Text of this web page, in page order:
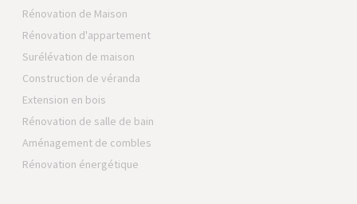
Rénovation de Maison
Rénovation d'appartement
Surélévation de maison
Construction de véranda
Extension en bois
Rénovation de salle de bain
Aménagement de combles
Rénovation énergétique